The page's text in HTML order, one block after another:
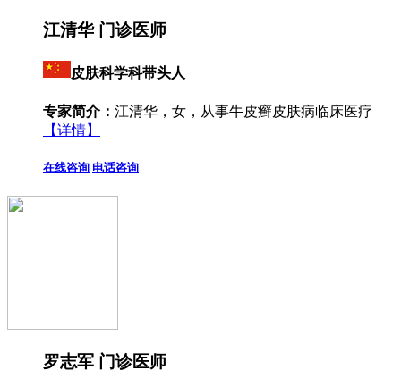
江清华 门诊医师
皮肤科学科带头人
专家简介： 江清华，女，从事牛皮癣皮肤病临床医疗
【详情】
在线咨询 电话咨询
罗志军 门诊医师